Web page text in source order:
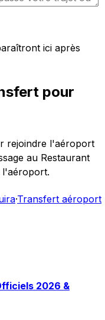
ici après
pour
rejoindre l'aéroport
au Restaurant
l'aéroport.
·Transfert aéroport
2026 &